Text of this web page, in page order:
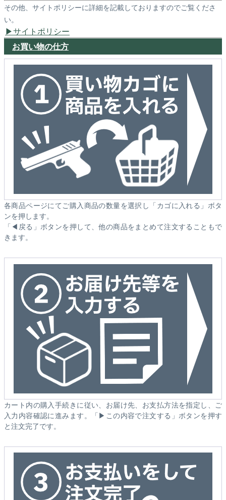
その他、サイトポリシーに詳細を記載しておりますのでご覧くださ
い。
サイトポリシー
お買い物の仕方
各商品ページにてご購入商品の数量を選択し「カゴに入れる」ボタ
ンを押します。
「◀戻る」ボタンを押して、他の商品をまとめて注文することもで
きます。
カート内の購入手続きに従い、お届け先、お支払方法を指定し、ご
入力内容確認に進みます。「▶この内容で注文する」ボタンを押す
と注文完了です。